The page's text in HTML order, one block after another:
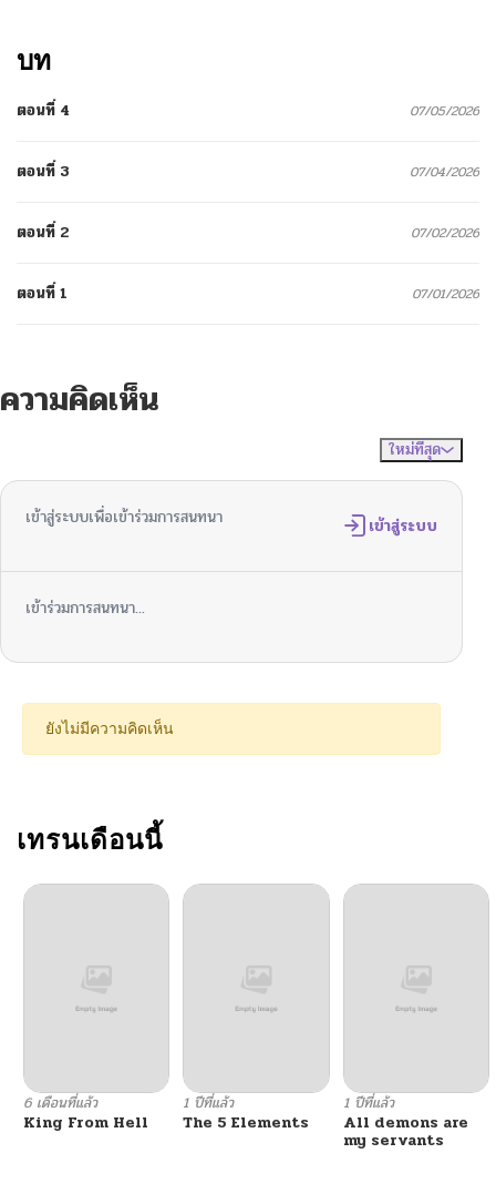
บท
ตอนที่ 4 07/05/2026
ตอนที่ 3 07/04/2026
ตอนที่ 2 07/02/2026
ตอนที่ 1 07/01/2026
ความคิดเห็น
ใหม่ที่สุด
เข้าสู่ระบบเพื่อเข้าร่วมการสนทนา เข้าสู่ระบบ
เข้าร่วมการสนทนา...
ยังไม่มีความคิดเห็น
เทรนเดือนนี้
6 เดือนที่แล้ว
King From Hell
1 ปีที่แล้ว
The 5 Elements
1 ปีที่แล้ว
All demons are
my servants